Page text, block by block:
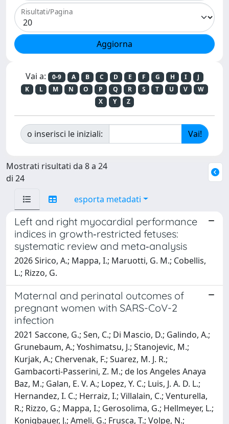
Risultati/Pagina
Vai a: 0-9 A B C D E F G H I
J
K
L M N O P Q R S T U V
W
X
Y Z
o inserisci le iniziali:
Mostrati risultati da 8 a 24
di 24
esporta metadati
Left and right myocardial performance
indices in growth‐restricted fetuses:
systematic review and meta‐analysis
2026 Sirico, A.; Mappa, I.; Maruotti, G. M.; Cobellis,
L.; Rizzo, G.
Maternal and perinatal outcomes of
pregnant women with SARS-CoV-2
infection
2021 Saccone, G.; Sen, C.; Di Mascio, D.; Galindo, A.;
Grunebaum, A.; Yoshimatsu, J.; Stanojevic, M.;
Kurjak, A.; Chervenak, F.; Suarez, M. J. R.;
Gambacorti-Passerini, Z. M.; de los Angeles Anaya
Baz, M.; Galan, E. V. A.; Lopez, Y. C.; Luis, J. A. D. L.;
Hernandez, I. C.; Herraiz, I.; Villalain, C.; Venturella,
R.; Rizzo, G.; Mappa, I.; Gerosolima, G.; Hellmeyer, L.;
Konigbauer, J.; Ameli, G.; Frusca, T.; Volpe, N.;